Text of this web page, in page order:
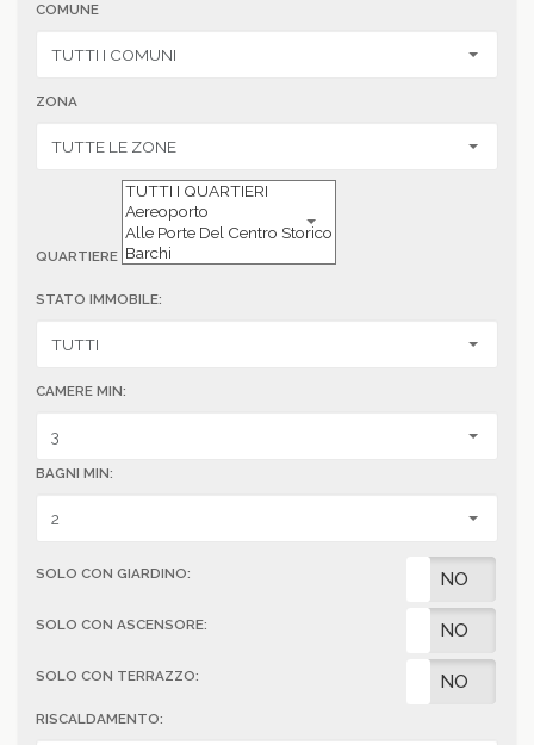
COMUNE
ZONA
QUARTIERE
STATO IMMOBILE:
CAMERE MIN:
BAGNI MIN:
SOLO CON GIARDINO: NO
SOLO CON ASCENSORE: NO
SOLO CON TERRAZZO: NO
RISCALDAMENTO: